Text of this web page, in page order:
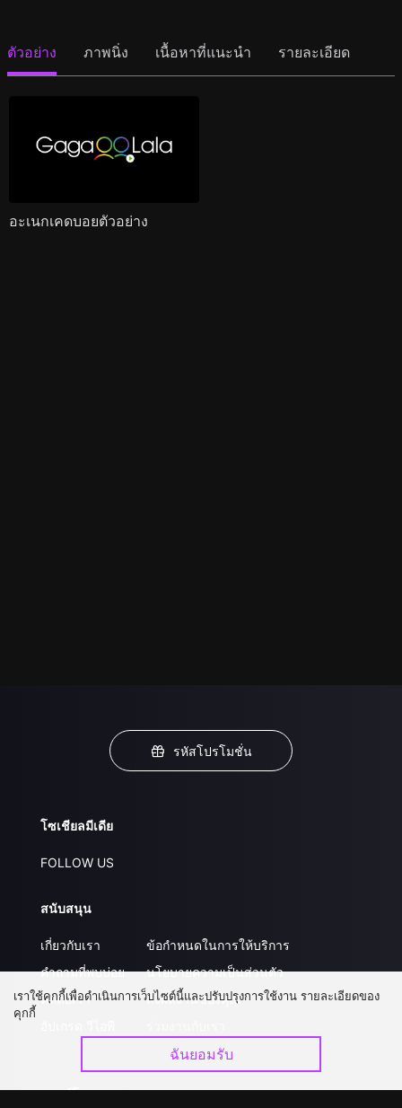
ตัวอย่าง ภาพนิ่ง เนื้อหาที่แนะนำ รายละเอียด
อะเนกเคดบอยตัวอย่าง
รหัสโปรโมชั่น
โซเชียลมีเดีย
FOLLOW US
สนับสนุน
เกี่ยวกับเรา
คำถามที่พบบ่อย
ติดต่อเรา
ข้อกำหนดในการให้บริการ
นโยบายความเป็นส่วนตัว
ส่งผลงานของคุณ
ดาวน์โหลดแอป
เราใช้คุกกี้เพื่อดำเนินการเว็บไซต์นี้และปรับปรุงการใช้งาน รายละเอียดของ
คุกกี้
ฉันยอมรับ